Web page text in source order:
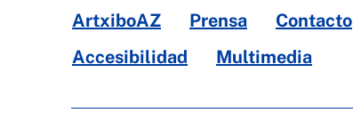
ArtxiboAZ Prensa Contacto
Accesibilidad
Multimedia